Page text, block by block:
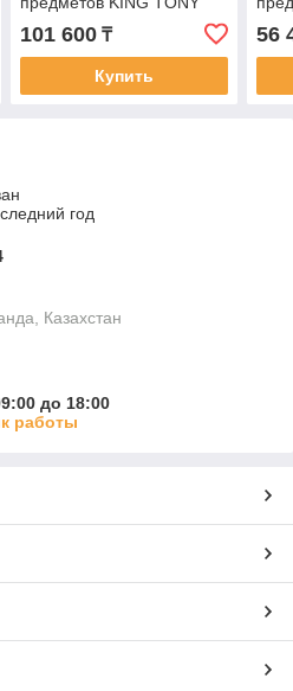
101 600₸
Купить
56
год
Казахстан
до 18:00
работы